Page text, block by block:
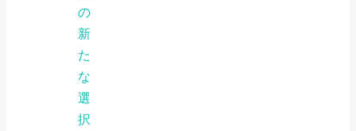
の
新
た
な
選
択